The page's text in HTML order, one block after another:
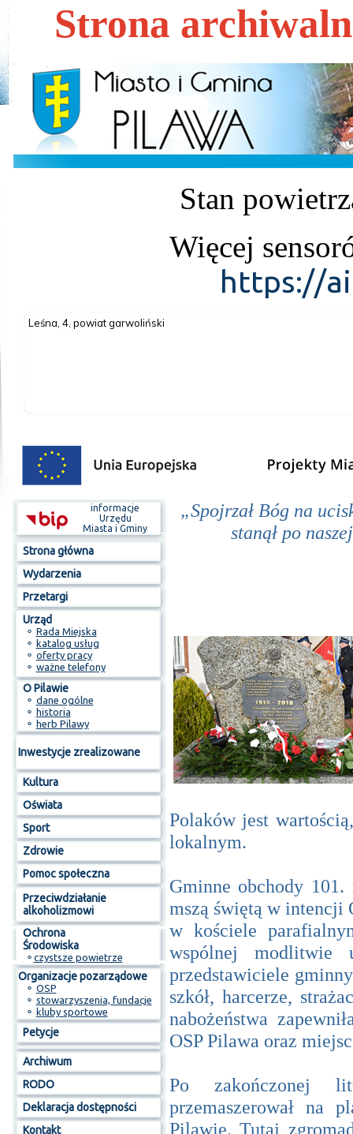
Strona
Stan
Więcej
https://
informacje
Urzędu
Miasta i Gminy
Strona główna
Wydarzenia
Przetargi
Urząd
⚬ Rada Miejska
⚬ katalog usług
⚬ oferty pracy
⚬ ważne telefony
O Pilawie
⚬ dane ogólne
⚬ historia
⚬ herb Pilawy
Inwestycje zrealizowane
Kultura
Oświata
Sport
Zdrowie
Pomoc społeczna
Przeciwdziałanie
alkoholizmowi
Ochrona
Środowiska
⚬ czystsze powietrze
Organizacje pozarządowe
⚬ OSP
⚬ stowarzyszenia, fundacje
⚬ kluby sportowe
Petycje
Archiwum
RODO
Deklaracja dostępności
Kontakt
„Spojrzał Bóg na
stanął po
Polaków jest
lokalnym.
Gminne obchody 101.
mszą świętą w intencji
w kościele
wspólnej modlitwie
przedstawiciele
szkół, harcerze,
nabożeństwa
OSP Pilawa oraz
Po zakończonej
przemaszerował na
Pilawie. Tutaj